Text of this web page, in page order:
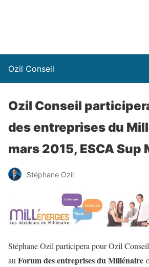
Ozil Conseil
Ozil Conseil
des entreprises du
mars 2015, ESCA
Stéphane Ozil
Stéphane Ozil participera pour Ozil
au Forum des entreprises du Millénaire